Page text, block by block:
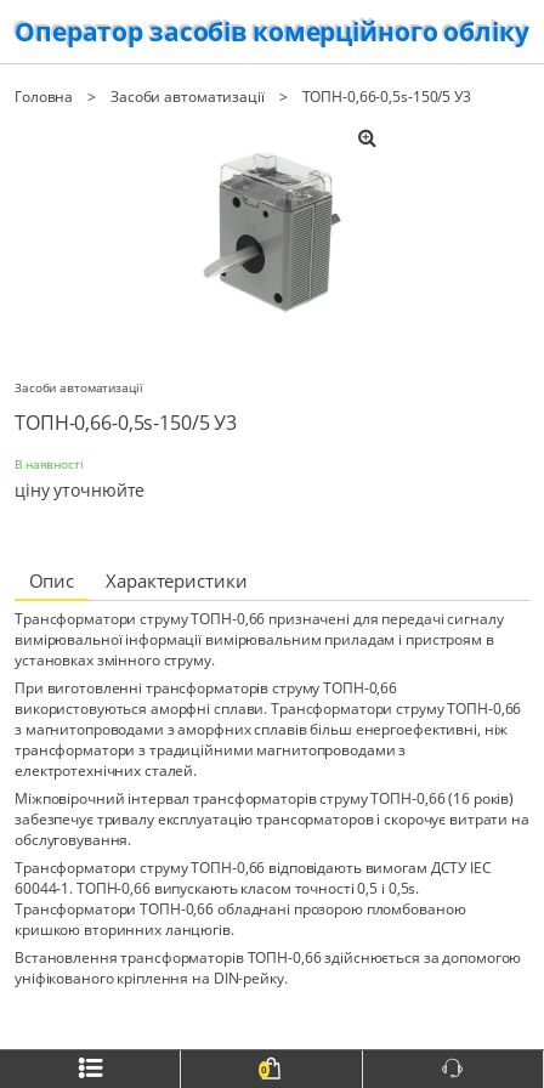
Оператор засобів комерційного обліку
Головна Засоби автоматизації ТОПН-0,66-0,5s-150/5 У3
Засоби автоматизації
ТОПН-0,66-0,5s-150/5 У3
В наявності
ціну уточнюйте
Опис Характеристики
Трансформатори струму ТОПН-0,66 призначені для передачі сигналу
вимірювальної інформації вимірювальним приладам і пристроям в
установках змінного струму.
При виготовленні трансформаторів струму ТОПН-0,66
використовуються аморфні сплави. Трансформатори струму ТОПН-0,66
з магнитопроводами з аморфних сплавів більш енергоефективні, ніж
трансформатори з традиційними магнитопроводами з
електротехнічних сталей.
Міжповірочний інтервал трансформаторів струму ТОПН-0,66 (16 років)
забезпечує тривалу експлуатацію трансорматоров і скорочує витрати на
обслуговування.
Трансформатори струму ТОПН-0,66 відповідають вимогам ДСТУ IEC
60044-1. ТОПН-0,66 випускають класом точності 0,5 і 0,5s.
Трансформатори ТОПН-0,66 обладнані прозорою пломбованою
кришкою вторинних ланцюгів.
Встановлення трансформаторів ТОПН-0,66 здійснюється за допомогою
уніфікованого кріплення на DIN-рейку.
0